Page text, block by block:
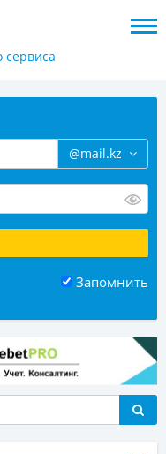
сервиса
@mail.kz
Запомнить